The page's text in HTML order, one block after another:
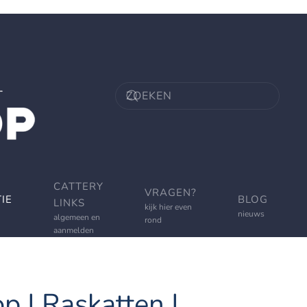
CATTERY
LINKS
algemeen en
aanmelden
VRAGEN?
kijk hier even
rond
BLOG
nieuws